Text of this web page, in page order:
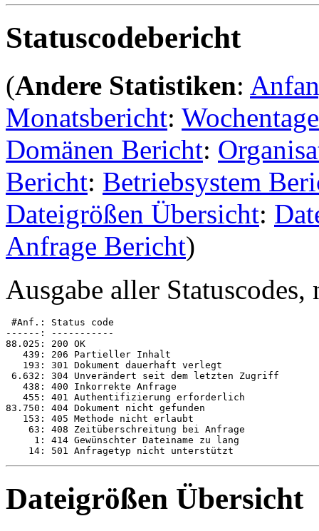
Statuscodebericht
(Andere Statistiken:
Monatsbericht:
Domänen Bericht:
Bericht: Betriebsystem
Dateigrößen Übersicht:
Anfrage Bericht)
Ausgabe aller
#Anf.: Status code
------: -----------
88.025: 200 OK
   439: 206 Partieller Inhalt
   193: 301 Dokument dauerhaft verlegt
6.632: 304 Unverändert seit dem letzten Zugriff
   438: 400 Inkorrekte Anfrage
   455: 401 Authentifizierung erforderlich
83.750: 404 Dokument nicht gefunden
   153: 405 Methode nicht erlaubt
    63: 408 Zeitüberschreitung bei Anfrage
     1: 414 Gewünschter Dateiname zu lang
Dateigrößen Übersicht